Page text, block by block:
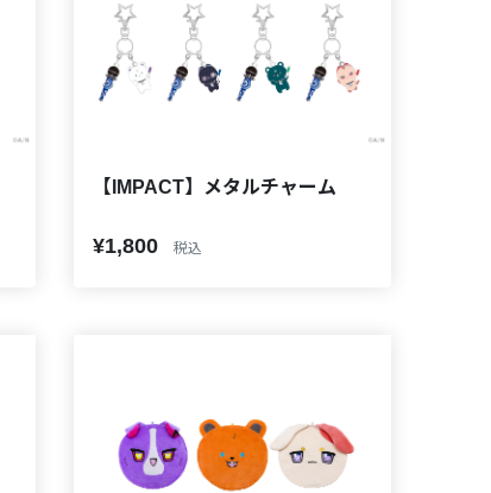
【IMPACT】メタルチャーム
¥1,800 税込